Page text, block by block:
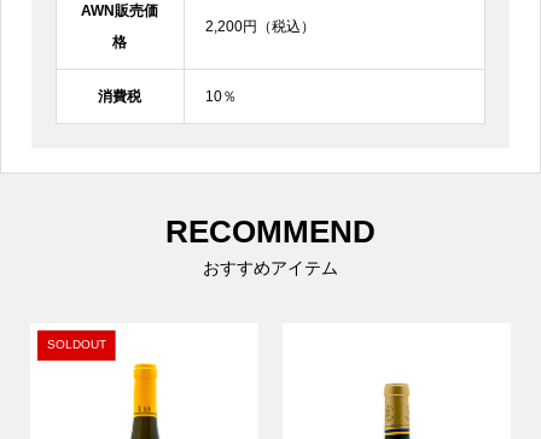
AWN販売価
格
2,200円（税込）
消費税 10％
RECOMMEND
おすすめアイテム
SOLDOUT